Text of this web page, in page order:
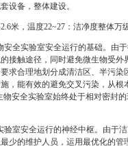
备，整体建设。
米，温度22~27：洁净度整体万
实验室安全运行的基础。由
接触途径，同时避免微生物受
求合理地划分成清洁区、半污
，能有效的避免交叉污染，从
安全实验室始终处于相对密封
安全运行的神经中枢。由于
少的维护人员，运用最优化的